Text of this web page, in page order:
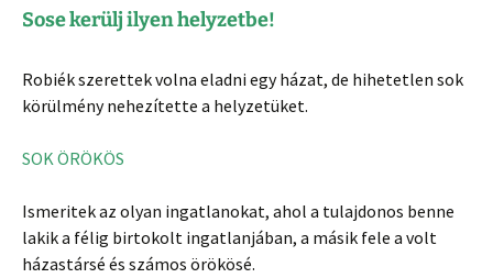
Sose kerülj ilyen helyzetbe!
Robiék szerettek volna eladni egy házat, de hihetetlen sok
körülmény nehezítette a helyzetüket.
SOK ÖRÖKÖS
Ismeritek az olyan ingatlanokat, ahol a tulajdonos benne
lakik a félig birtokolt ingatlanjában, a másik fele a volt
házastársé és számos örökösé.